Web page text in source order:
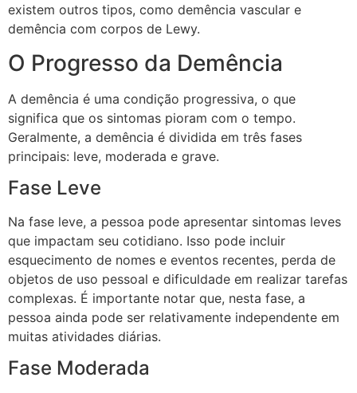
existem outros tipos, como demência vascular e
demência com corpos de Lewy.
O Progresso da Demência
A demência é uma condição progressiva, o que
significa que os sintomas pioram com o tempo.
Geralmente, a demência é dividida em três fases
principais: leve, moderada e grave.
Fase Leve
Na fase leve, a pessoa pode apresentar sintomas leves
que impactam seu cotidiano. Isso pode incluir
esquecimento de nomes e eventos recentes, perda de
objetos de uso pessoal e dificuldade em realizar tarefas
complexas. É importante notar que, nesta fase, a
pessoa ainda pode ser relativamente independente em
muitas atividades diárias.
Fase Moderada